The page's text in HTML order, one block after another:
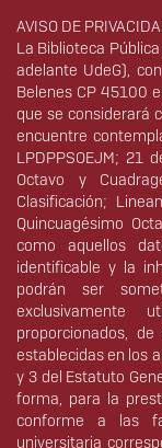
Derechos
AVISO DE
La Biblioteca
adelante UdeG),
Belenes CP 45100
que se considerará
encuentre
LPDPPSOEJM; 21
Octavo y
Clasificación;
Quincuagésimo
como aquellos
identificable y la
podrán ser
proporcionados,
establecidas en los
y 3 del Estatuto
forma, para la
conforme a las
universitaria